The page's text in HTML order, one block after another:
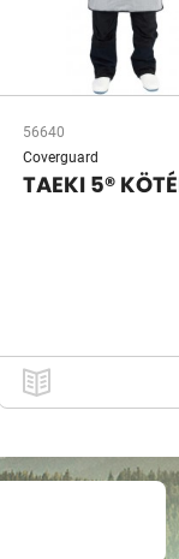
56640
Coverguard
TAEKI 5®